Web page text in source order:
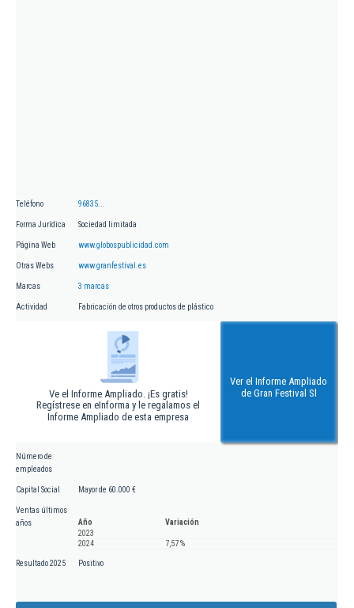
Teléfono 96835...
Forma Jurídica Sociedad limitada
Página Web www.globospublicidad.com
Otras Webs www.granfestival.es
Marcas 3 marcas
Actividad Fabricación de otros productos de plástico
Ve el Informe Ampliado. ¡Es gratis!
Regístrese en eInforma y le regalamos el
Informe Ampliado de esta empresa
Ver el Informe Ampliado
de Gran Festival Sl
Número de
empleados
Capital Social Mayor de 60.000 €
Ventas últimos
años
Año
Variación
2023
2024
7,57 %
Resultado 2025 Positivo